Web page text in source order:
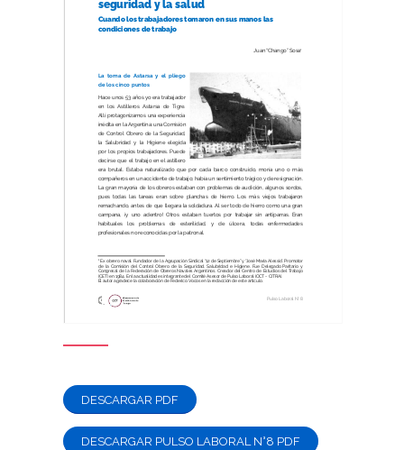
DESCARGAR PDF
DESCARGAR PULSO LABORAL N°8 PDF